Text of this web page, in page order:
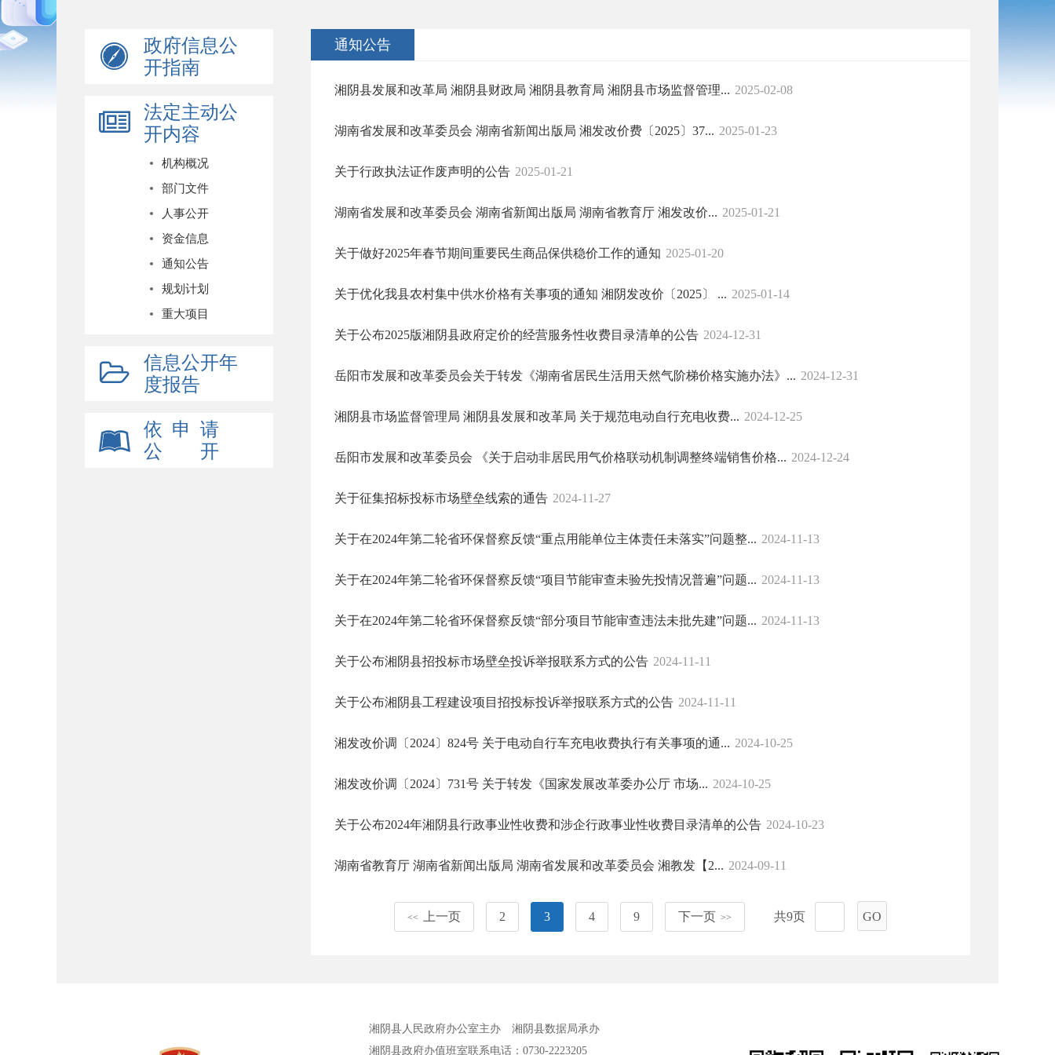
政府信息公
开指南
法定主动公
开内容
机构概况
部门文件
人事公开
资金信息
通知公告
规划计划
重大项目
信息公开年
度报告
依 申 请
公 开
通知公告
湘阴县发展和改革局 湘阴县财政局 湘阴县教育局 湘阴县市场监督管理... 2025-02-08
湖南省发展和改革委员会 湖南省新闻出版局 湘发改价费〔2025〕37... 2025-01-23
关于行政执法证作废声明的公告 2025-01-21
湖南省发展和改革委员会 湖南省新闻出版局 湖南省教育厅 湘发改价... 2025-01-21
关于做好2025年春节期间重要民生商品保供稳价工作的通知 2025-01-20
关于优化我县农村集中供水价格有关事项的通知 湘阴发改价〔2025〕 ... 2025-01-14
关于公布2025版湘阴县政府定价的经营服务性收费目录清单的公告 2024-12-31
岳阳市发展和改革委员会关于转发《湖南省居民生活用天然气阶梯价格实施办法》... 2024-12-31
湘阴县市场监督管理局 湘阴县发展和改革局 关于规范电动自行充电收费... 2024-12-25
岳阳市发展和改革委员会 《关于启动非居民用气价格联动机制调整终端销售价格... 2024-12-24
关于征集招标投标市场壁垒线索的通告 2024-11-27
关于在2024年第二轮省环保督察反馈“重点用能单位主体责任未落实”问题整... 2024-11-13
关于在2024年第二轮省环保督察反馈“项目节能审查未验先投情况普遍”问题... 2024-11-13
关于在2024年第二轮省环保督察反馈“部分项目节能审查违法未批先建”问题... 2024-11-13
关于公布湘阴县招投标市场壁垒投诉举报联系方式的公告 2024-11-11
关于公布湘阴县工程建设项目招投标投诉举报联系方式的公告 2024-11-11
湘发改价调〔2024〕824号 关于电动自行车充电收费执行有关事项的通... 2024-10-25
湘发改价调〔2024〕731号 关于转发《国家发展改革委办公厅 市场... 2024-10-25
关于公布2024年湘阴县行政事业性收费和涉企行政事业性收费目录清单的公告 2024-10-23
湖南省教育厅 湖南省新闻出版局 湖南省发展和改革委员会 湘教发【2... 2024-09-11
<< 上一页 2 3 4 9 下一页 >> 共9页 GO
湘阴县人民政府办公室主办
湘阴县数据局承办
湘阴县政府办值班室联系电话：0730-2223205